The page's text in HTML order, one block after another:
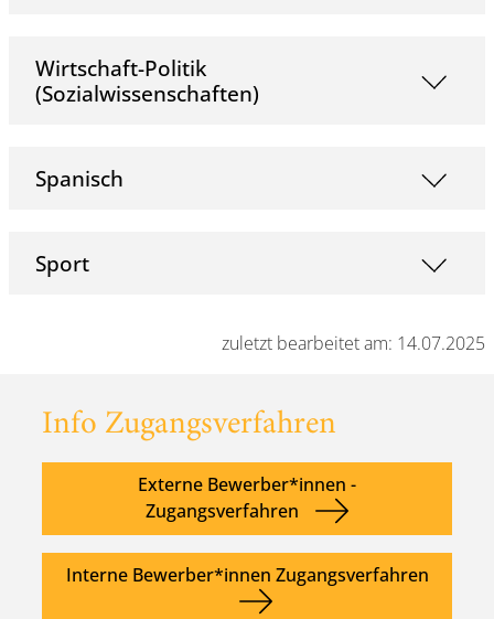
Wirtschaft-Politik
(Sozialwissenschaften)
Spanisch
Sport
zuletzt bearbeitet am: 14.07.2025
Info Zugangsverfahren
Externe Bewerber*innen -
Zugangsverfahren
Interne Bewerber*innen Zugangsverfahren